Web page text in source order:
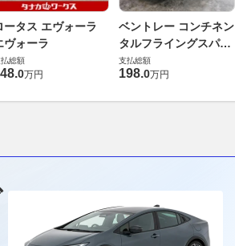
ータス エヴォーラ
ヴォーラ
総額
.0万円
ベントレー コンチネン
タルフライングスパー
6.0 4WD
支払総額
198.0万円